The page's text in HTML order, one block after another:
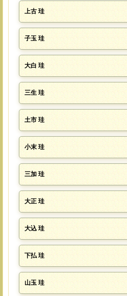
上古 珪
子玉 珪
大白 珪
三生 珪
土市 珪
小末 珪
三加 珪
大正 珪
大込 珪
下払 珪
山玉 珪